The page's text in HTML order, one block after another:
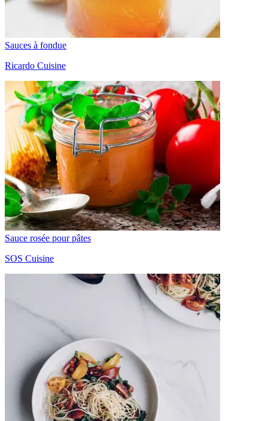
Sauces à fondue
Ricardo Cuisine
Sauce rosée pour pâtes
SOS Cuisine